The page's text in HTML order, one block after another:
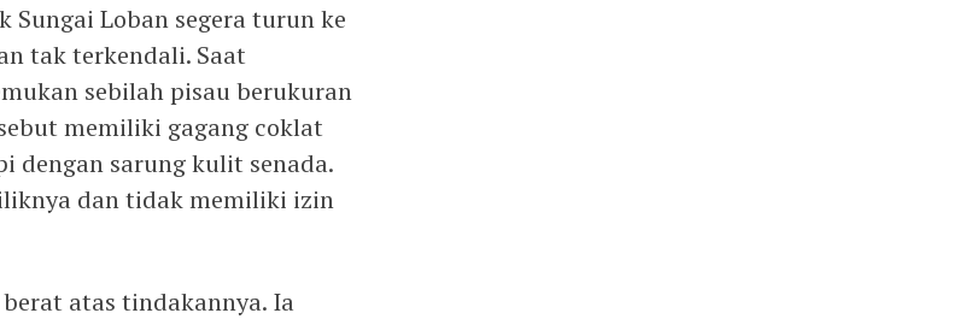
Sungai Loban segera turun ke
tak terkendali. Saat
sebilah pisau berukuran
memiliki gagang coklat
dengan sarung kulit senada.
dan tidak memiliki izin
atas tindakannya. Ia